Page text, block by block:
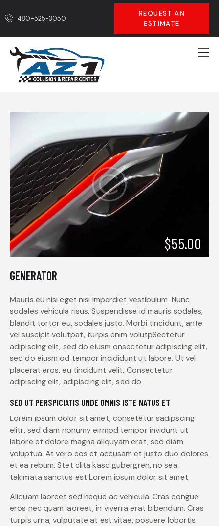
480-525-3050
REQUEST AN
ESTIMATE
$55.00
GENERATOR
Mauris eu nisi eget nisi imperdiet vestibulum. Nunc
sodales vehicula risus. Suspendisse id mauris sodales,
blandit tortor eu, sodales justo. Morbi tincidunt, ante
vel suscipit volutpat, turpis enim volutpSectetur
adipiscing elit, sed do eiusm onsectetur adipiscing elit,
sed do eiusm od tempor incididunt ut labore. Ut vel
placerat eros, eu tincidunt velit. Consectetur
adipiscing elit, adipiscing elit, sed do.
SED UT PERSPICIATIS UNDE OMNIS ISTE NATUS ET
Lorem ipsum dolor sit amet, consetetur sadipscing
elitr, sed diam nonumy eirmod tempor invidunt ut
labore et dolore magna aliquyam erat, sed diam
voluptua. At vero eos et accusam et justo duo dolores
et ea rebum. Stet clita kasd gubergren, no sea
takimata sanctus est Lorem ipsum dolor sit amet.
Aliquam laoreet sed neque ac vehicula. Cras congue
eros nec quam laoreet, in viverra erat bibendum. Cras
turpis urna, vulputate at est vitae, posuere lobortis